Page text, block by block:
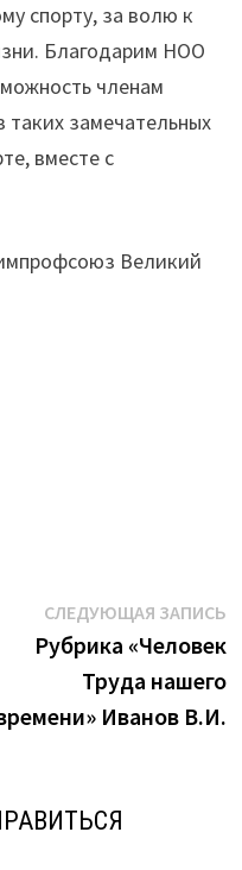
спорту, за волю к
Благодарим НОО
членам
таких замечательных
вместе с
Великий
СЛЕДУЮЩАЯ ЗАПИСЬ
Рубрика «Человек
Труда нашего
Иванов В.И.